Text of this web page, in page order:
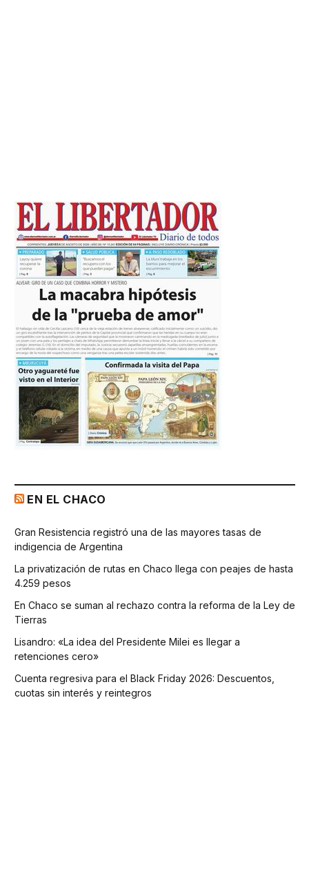
EN EL CHACO
Gran Resistencia registró una de las mayores tasas de
indigencia de Argentina
La privatización de rutas en Chaco llega con peajes de hasta
4.259 pesos
En Chaco se suman al rechazo contra la reforma de la Ley de
Tierras
Lisandro: «La idea del Presidente Milei es llegar a
retenciones cero»
Cuenta regresiva para el Black Friday 2026: Descuentos,
cuotas sin interés y reintegros